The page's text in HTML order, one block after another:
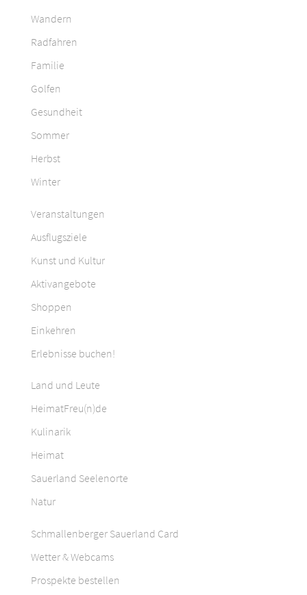
Wandern
Radfahren
Familie
Golfen
Gesundheit
Sommer
Herbst
Winter
Veranstaltungen
Ausflugsziele
Kunst und Kultur
Aktivangebote
Shoppen
Einkehren
Erlebnisse buchen!
Land und Leute
HeimatFreu(n)de
Kulinarik
Heimat
Sauerland Seelenorte
Natur
Schmallenberger Sauerland Card
Wetter & Webcams
Prospekte bestellen